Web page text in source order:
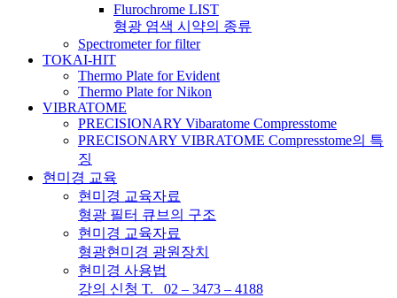
Flurochrome LIST
형광 염색 시약의 종류
Spectrometer for filter
TOKAI-HIT
Thermo Plate for Evident
Thermo Plate for Nikon
VIBRATOME
PRECISIONARY Vibaratome Compresstome
PRECISONARY VIBRATOME Compresstome의 특
징
현미경 교육
현미경 교육자료
형광 필터 큐브의 구조
현미경 교육자료
형광현미경 광원장치
현미경 사용법
강의 신청 T. 02 – 3473 – 4188